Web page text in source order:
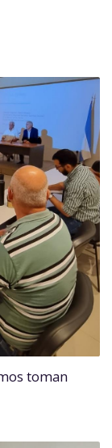
toman